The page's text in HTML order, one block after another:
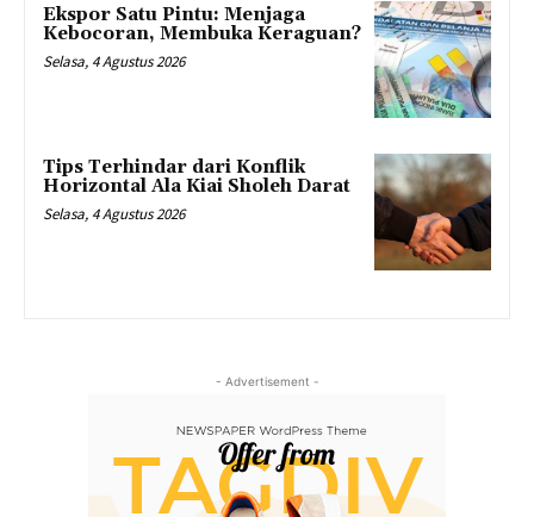
Ekspor Satu Pintu: Menjaga
Kebocoran, Membuka Keraguan?
Selasa, 4 Agustus 2026
Tips Terhindar dari Konflik
Horizontal Ala Kiai Sholeh Darat
Selasa, 4 Agustus 2026
- Advertisement -